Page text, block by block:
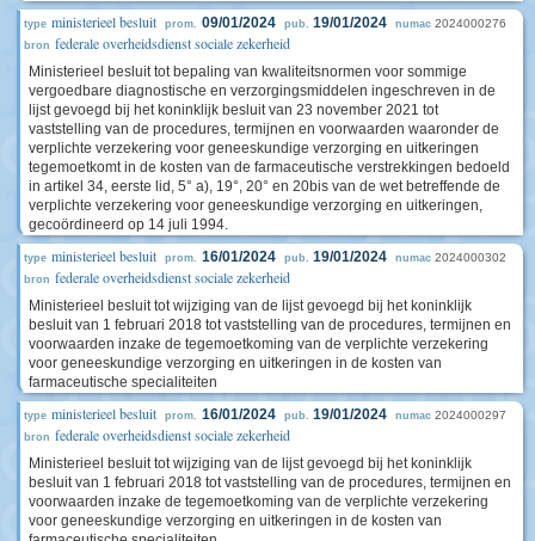
type ministerieel besluit prom. 09/01/2024 pub. 19/01/2024 numac 2024000276
bron federale overheidsdienst sociale zekerheid
Ministerieel besluit tot bepaling van kwaliteitsnormen voor sommige
vergoedbare diagnostische en verzorgingsmiddelen ingeschreven in de
lijst gevoegd bij het koninklijk besluit van 23 november 2021 tot
vaststelling van de procedures, termijnen en voorwaarden waaronder de
verplichte verzekering voor geneeskundige verzorging en uitkeringen
tegemoetkomt in de kosten van de farmaceutische verstrekkingen bedoeld
in artikel 34, eerste lid, 5° a), 19°, 20° en 20bis van de wet betreffende de
verplichte verzekering voor geneeskundige verzorging en uitkeringen,
gecoördineerd op 14 juli 1994.
type ministerieel besluit prom. 16/01/2024 pub. 19/01/2024 numac 2024000302
bron federale overheidsdienst sociale zekerheid
Ministerieel besluit tot wijziging van de lijst gevoegd bij het koninklijk
besluit van 1 februari 2018 tot vaststelling van de procedures, termijnen en
voorwaarden inzake de tegemoetkoming van de verplichte verzekering
voor geneeskundige verzorging en uitkeringen in de kosten van
farmaceutische specialiteiten
type ministerieel besluit prom. 16/01/2024 pub. 19/01/2024 numac 2024000297
bron federale overheidsdienst sociale zekerheid
Ministerieel besluit tot wijziging van de lijst gevoegd bij het koninklijk
besluit van 1 februari 2018 tot vaststelling van de procedures, termijnen en
voorwaarden inzake de tegemoetkoming van de verplichte verzekering
voor geneeskundige verzorging en uitkeringen in de kosten van